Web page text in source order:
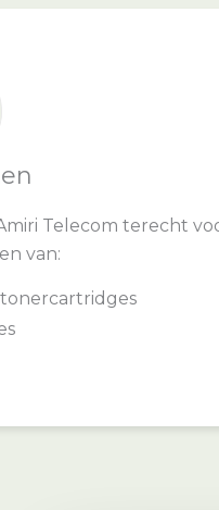
Telecom terecht
van:
tonercartridges